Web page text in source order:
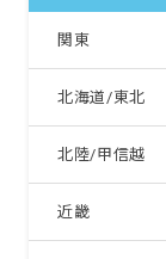
関東
北海道/東北
北陸/甲信越
近畿